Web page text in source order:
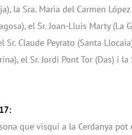
la Sra. Maria del Carmen
el Sr. Joan-Lluis Marty (La
Sr. Claude Peyrato (Santa
el Sr. Jordi Pont Tor (Das) i
que visqui a la Cerdanya